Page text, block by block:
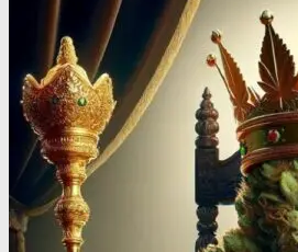
Benzodiazepiner
Benzoer renhedstest
GHB/Hætter
GHB/Hætter renhedstest
Ketamin